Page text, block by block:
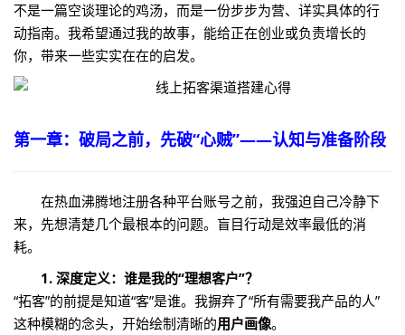
不是一篇空谈理论的鸡汤，而是一份步步为营、详实具体的行
动指南。我希望通过我的故事，能给正在创业或负责增长的
你，带来一些实实在在的启发。
第一章：破局之前，先破“心贼”——认知与准备阶段
在热血沸腾地注册各种平台账号之前，我强迫自己冷静下
来，先想清楚几个最根本的问题。盲目行动是效率最低的消
耗。
1. 深度定义：谁是我的“理想客户”？
“拓客”的前提是知道“客”是谁。我摒弃了“所有需要我产品的人”
这种模糊的念头，开始绘制清晰的用户画像。